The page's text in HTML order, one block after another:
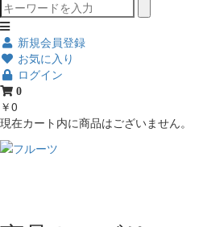
新規会員登録
お気に入り
ログイン
0
￥0
現在カート内に商品はございません。